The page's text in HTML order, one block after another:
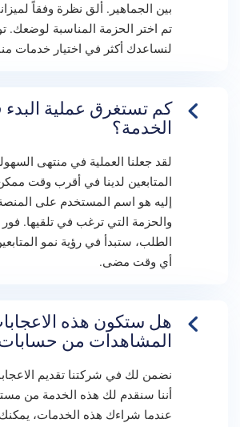
بين الجماهير. ألق نظرة وفقاً
تم اختر الحزمة المناسبة لوضعك.
لنساعدك أكثر في اختيار خدمات
كم تستغرق عملية
الخدمة؟
لقد جعلنا العملية في منتهى
المتابعين لدينا في أقرب وقت
إليه هو اسم المستخدم على
والحزمة التي ترغب في تلقيها. فور
الطلب، ستبدأ في رؤية نمو
أي وقت مضى.
هل ستكون هذه
المشاهدات من
نضمن لك في شركتنا تقديم
أننا سنقدم لك هذه الخدمة من
عندما شراءك هذه الخدمات،